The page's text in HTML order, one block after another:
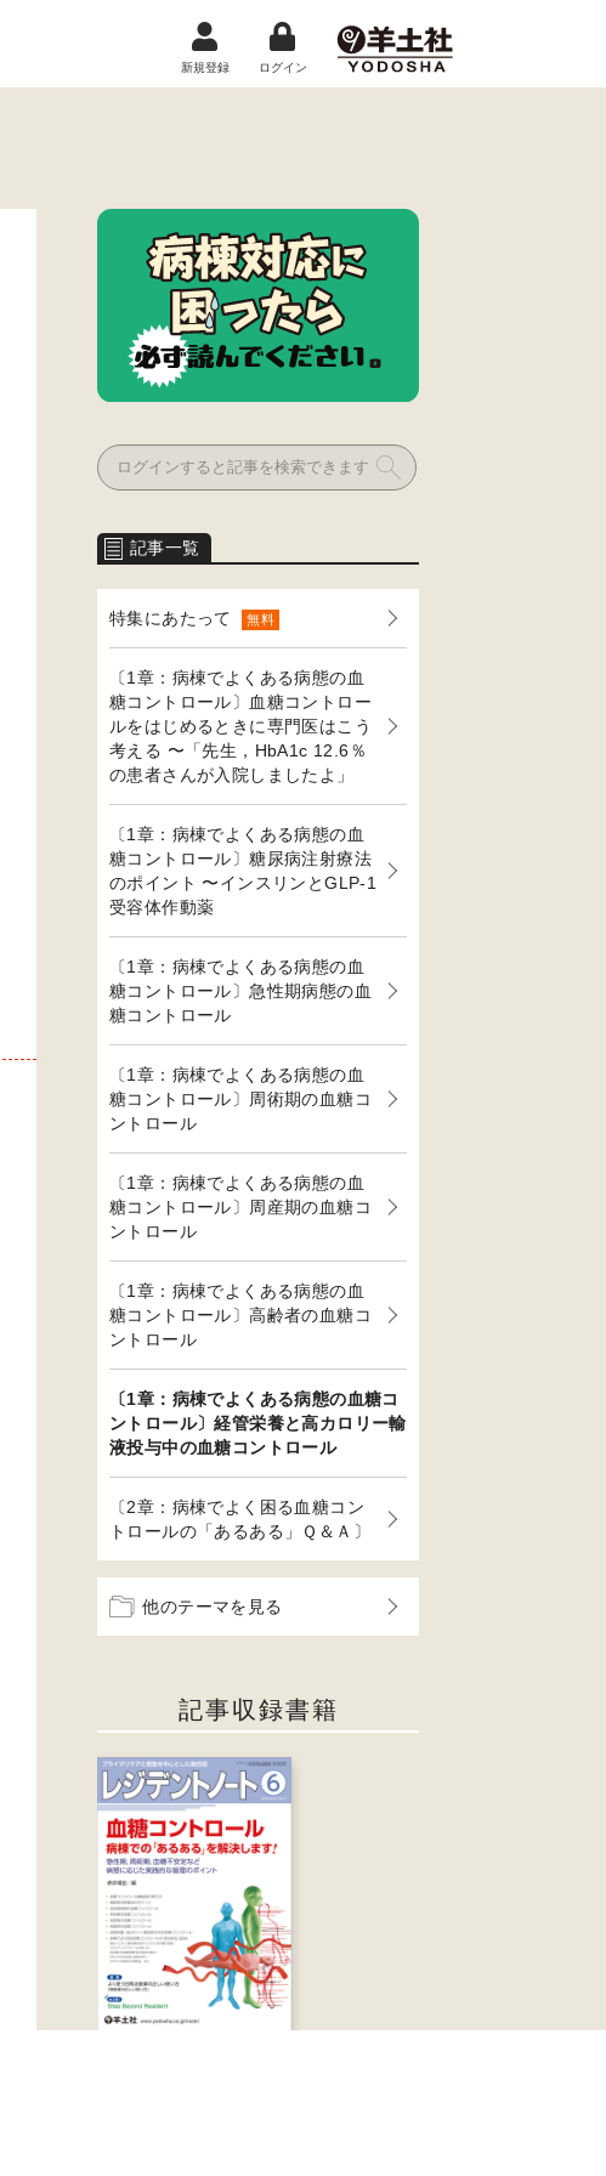
新規登録 ログイン
記事一覧
特集にあたって 無料
〔1章：病棟でよくある病態の血
糖コントロール〕血糖コントロー
ルをはじめるときに専門医はこう
考える 〜「先生，HbA1c 12.6％
の患者さんが入院しましたよ」
〔1章：病棟でよくある病態の血
糖コントロール〕糖尿病注射療法
のポイント 〜インスリンとGLP-1
受容体作動薬
〔1章：病棟でよくある病態の血
糖コントロール〕急性期病態の血
糖コントロール
〔1章：病棟でよくある病態の血
糖コントロール〕周術期の血糖コ
ントロール
〔1章：病棟でよくある病態の血
糖コントロール〕周産期の血糖コ
ントロール
〔1章：病棟でよくある病態の血
糖コントロール〕高齢者の血糖コ
ントロール
〔1章：病棟でよくある病態の血糖コ
ントロール〕経管栄養と高カロリー輸
液投与中の血糖コントロール
〔2章：病棟でよく困る血糖コン
トロールの「あるある」Ｑ＆Ａ〕
他のテーマを見る
記事収録書籍